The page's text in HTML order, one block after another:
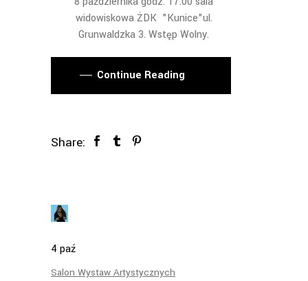
widowiskowa ŻDK "Kunice"ul.
Grunwaldzka 3. Wstęp Wolny.
Continue Reading
Share:
4 paź
Salon Wystaw Artystycznych